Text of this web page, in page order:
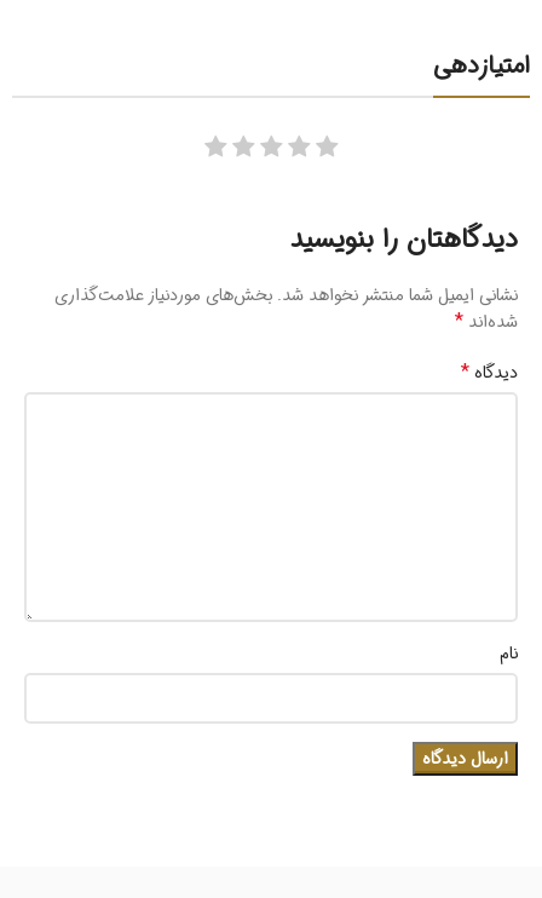
امتیازدهی
دیدگاهتان را بنویسید
نشانی ایمیل شما منتشر نخواهد شد. بخش‌های موردنیاز علامت‌گذاری
شده‌اند *
دیدگاه*
نام